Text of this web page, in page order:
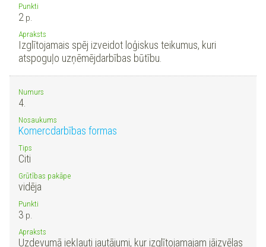
Punkti
2 p.
Apraksts
Izglītojamais spēj izveidot loģiskus teikumus, kuri
atspoguļo uzņēmējdarbības būtību.
Numurs
4.
Nosaukums
Komercdarbības formas
Tips
Citi
Grūtības pakāpe
vidēja
Punkti
3 p.
Apraksts
Uzdevumā iekļauti jautājumi, kur izglītojamajam jāizvēlas